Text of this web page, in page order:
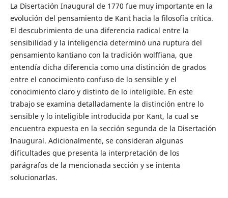
La Disertación Inaugural de 1770 fue muy importante en la
evolución del pensamiento de Kant hacia la filosofía crítica.
El descubrimiento de una diferencia radical entre la
sensibilidad y la inteligencia determinó una ruptura del
pensamiento kantiano con la tradición wolffiana, que
entendía dicha diferencia como una distinción de grados
entre el conocimiento confuso de lo sensible y el
conocimiento claro y distinto de lo inteligible. En este
trabajo se examina detalladamente la distinción entre lo
sensible y lo inteligible introducida por Kant, la cual se
encuentra expuesta en la sección segunda de la Disertación
Inaugural. Adicionalmente, se consideran algunas
dificultades que presenta la interpretación de los
parágrafos de la mencionada sección y se intenta
solucionarlas.